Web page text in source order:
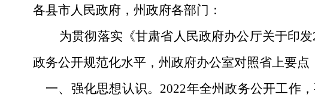
各县市人民政府，州政府各部门：
为贯彻落实《甘肃省人民政府办公厅关于印
政务公开规范化水平，州政府办公室对照省上要
一、强化思想认识。 2022年全州政务公开工作